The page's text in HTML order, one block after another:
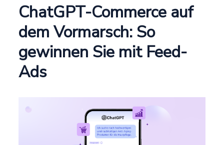
ChatGPT-Commerce auf
dem Vormarsch: So
gewinnen Sie mit Feed-
Ads